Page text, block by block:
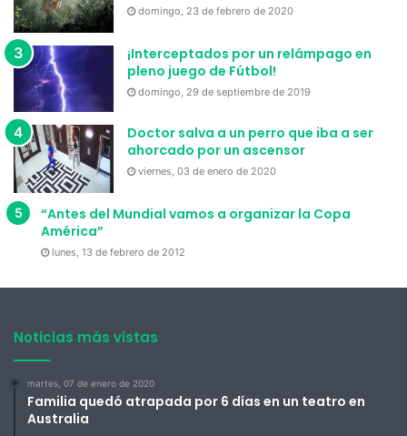
domingo, 23 de febrero de 2020
¡Interceptados por un relámpago en
pleno juego de Fútbol!
domingo, 29 de septiembre de 2019
Doctor salva a un perro que iba a ser
ahorcado por un ascensor
viernes, 03 de enero de 2020
“Antes del Mundial vamos a organizar la Copa
América”
lunes, 13 de febrero de 2012
Noticias más vistas
martes, 07 de enero de 2020
Familia quedó atrapada por 6 días en un teatro en
Australia